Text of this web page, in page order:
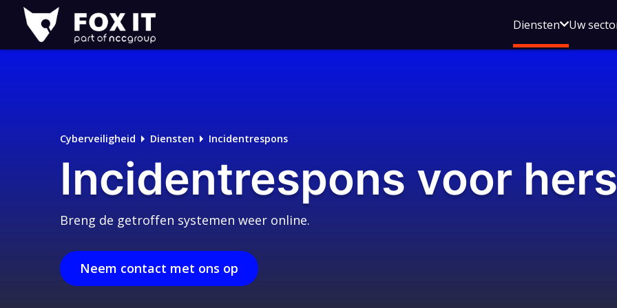
Fox-
IT
Logo
DienstenOpen
voor
Uw
Cyberveiligheid Diensten Incidentrespons
Incidentrespons voor
Breng de getroffen systemen weer online.
Neem contact met ons op